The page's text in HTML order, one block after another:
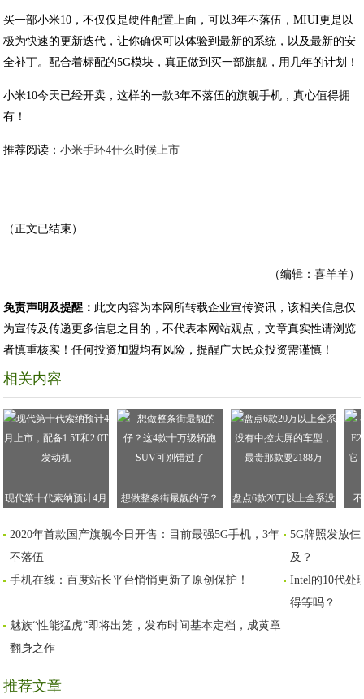
买一部小米10，不仅仅是硬件配置上面，可以3年不落伍，MIUI更是以
极为快速的更新迭代，让你确保可以体验到最新的系统，以及最新的安
全补丁。配合着标配的5G模块，真正做到买一部旗舰，用几年的计划！
小米10今天已经开卖，这样的一款3年不落伍的旗舰手机，真心值得拥
有！
推荐阅读：小米手环4什么时候上市
（正文已结束）
（编辑：喜羊羊）
免责声明及提醒： 此文内容为本网所转载企业宣传资讯，该相关信息仅
为宣传及传递更多信息之目的，不代表本网站观点，文章真实性请浏览
者慎重核实！任何投资加盟均有风险，提醒广大民众投资需谨慎！
相关内容
现代第十代索纳预计4月
上市，配备1.5T和2.0T发
动机
想做整条街最靓的仔？
这4款十万级轿跑SUV可
别错过了
盘点6款20万以上全系没
有中控大屏的车型，最
贵那款要2188万
它
2020年首款国产旗舰今日开售：目前最强5G手机，3年
不落伍
5G牌照发放
及？
手机在线：百度站长平台悄悄更新了原创保护！
Intel的10代处
得等吗？
魅族“性能猛虎”即将出笼，发布时间基本定档，成黄章
翻身之作
推荐文章